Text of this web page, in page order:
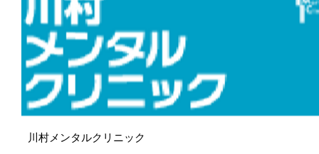
川村メンタルクリニック